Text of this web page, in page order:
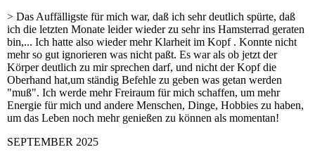
> Das Auffälligste für mich war, daß ich sehr deutlich spürte, daß
ich die letzten Monate leider wieder zu sehr ins Hamsterrad geraten
bin,... Ich hatte also wieder mehr Klarheit im Kopf . Konnte nicht
mehr so gut ignorieren was nicht paßt. Es war als ob jetzt der
Körper deutlich zu mir sprechen darf, und nicht der Kopf die
Oberhand hat,um ständig Befehle zu geben was getan werden
"muß". Ich werde mehr Freiraum für mich schaffen, um mehr
Energie für mich und andere Menschen, Dinge, Hobbies zu haben,
um das Leben noch mehr genießen zu können als momentan!
SEPTEMBER 2025